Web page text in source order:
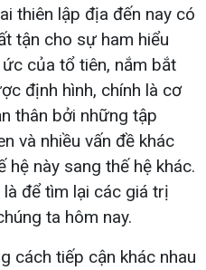
thiên lập địa đến nay có
tận cho sự ham hiểu
của tổ tiên, nắm bắt
định hình, chính là cơ
thân bởi những tập
và nhiều vấn đề khác
này sang thế hệ khác.
để tìm lại các giá trị
ta hôm nay.
cách tiếp cận khác nhau